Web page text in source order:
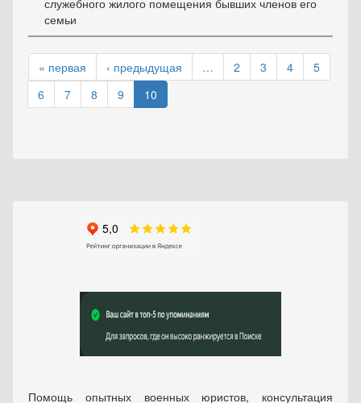
служебного жилого помещения бывших членов его
семьи
« первая ‹ предыдущая … 2 3 4
5
6
7 8 9 10
Помощь опытных военных юристов, консультация